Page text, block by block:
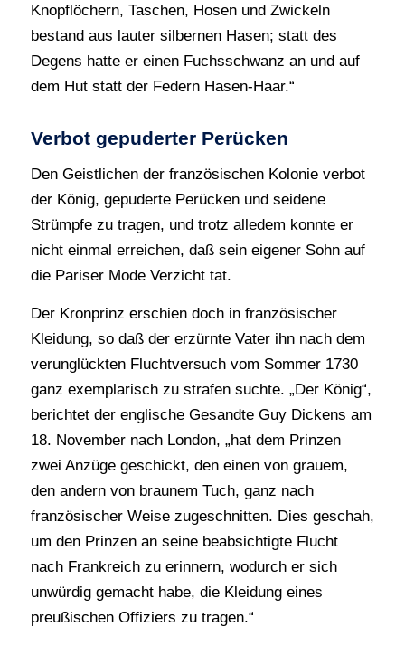
Knopflöchern, Taschen, Hosen und Zwickeln
bestand aus lauter silbernen Hasen; statt des
Degens hatte er einen Fuchsschwanz an und auf
dem Hut statt der Federn Hasen-Haar.“
Verbot gepuderter Perücken
Den Geistlichen der französischen Kolonie verbot
der König, gepuderte Perücken und seidene
Strümpfe zu tragen, und trotz alledem konnte er
nicht einmal erreichen, daß sein eigener Sohn auf
die Pariser Mode Verzicht tat.
Der Kronprinz erschien doch in französischer
Kleidung, so daß der erzürnte Vater ihn nach dem
verunglückten Fluchtversuch vom Sommer 1730
ganz exemplarisch zu strafen suchte. „Der König“,
berichtet der englische Gesandte Guy Dickens am
18. November nach London, „hat dem Prinzen
zwei Anzüge geschickt, den einen von grauem,
den andern von braunem Tuch, ganz nach
französischer Weise zugeschnitten. Dies geschah,
um den Prinzen an seine beabsichtigte Flucht
nach Frankreich zu erinnern, wodurch er sich
unwürdig gemacht habe, die Kleidung eines
preußischen Offiziers zu tragen.“